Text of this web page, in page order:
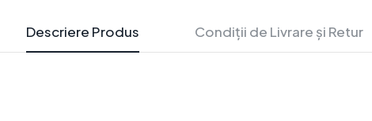
Descriere Produs Condiții de Livrare și Retur